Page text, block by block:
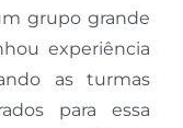
grupo grande
experiência
as turmas
para essa